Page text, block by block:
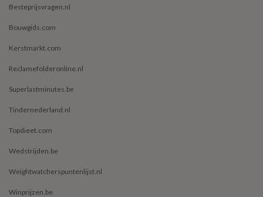
Besteprijsvragen.nl
Bouwgids.com
Kerstmarkt.com
Reclamefolderonline.nl
Superlastminutes.be
Tindernederland.nl
Topdieet.com
Wedstrijden.be
Weightwatcherspuntenlijst.nl
Winprijzen.be